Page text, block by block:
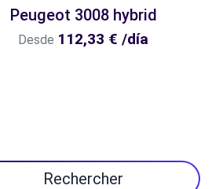
Peugeot 3008 hybrid
Desde 112,33 € /día
Rechercher